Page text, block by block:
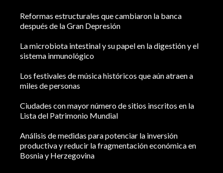
Reformas estructurales que cambiaron la banca
después de la Gran Depresión
La microbiota intestinal y su papel en la digestión y el
sistema inmunológico
Los festivales de música históricos que aún atraen a
miles de personas
Ciudades con mayor número de sitios inscritos en la
Lista del Patrimonio Mundial
Análisis de medidas para potenciar la inversión
productiva y reducir la fragmentación económica en
Bosnia y Herzegovina